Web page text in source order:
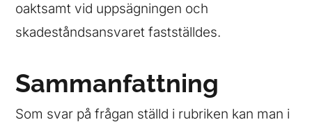
oaktsamt vid uppsägningen och
skadeståndsansvaret fastställdes.
Sammanfattning
Som svar på frågan ställd i rubriken kan man i